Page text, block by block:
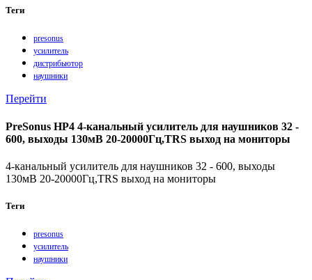
Теги
presonus
усилитель
дистрибьютор
наушники
Перейти
PreSonus HP4 4-канальный усилитель для наушников 32 -
600, выходы 130мВ 20-20000Гц,TRS выход на мониторы
4-канальный усилитель для наушников 32 - 600, выходы
130мВ 20-20000Гц,TRS выход на мониторы
Теги
presonus
усилитель
наушники